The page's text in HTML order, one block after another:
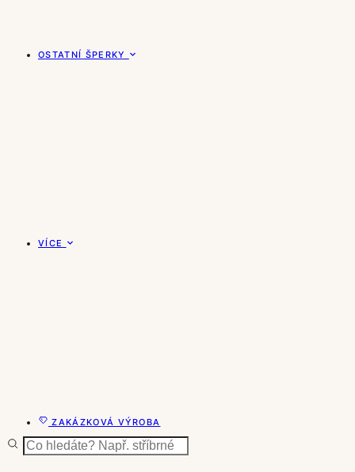
OSTATNÍ ŠPERKY
VÍCE
ZAKÁZKOVÁ VÝROBA